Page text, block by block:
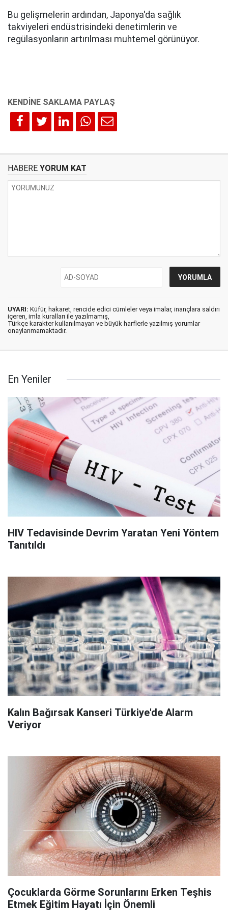
Bu gelişmelerin ardından, Japonya'da sağlık
takviyeleri endüstrisindeki denetimlerin ve
regülasyonların artırılması muhtemel görünüyor.
HABERE YORUM KAT
UYARI: Küfür, hakaret, rencide edici cümleler veya imalar, inançlara saldırı
içeren, imla kuralları ile yazılmamış,
Türkçe karakter kullanılmayan ve büyük harflerle yazılmış yorumlar
onaylanmamaktadır.
En Yeniler
HIV Tedavisinde Devrim Yaratan Yeni Yöntem
Tanıtıldı
Kalın Bağırsak Kanseri Türkiye'de Alarm
Veriyor
Çocuklarda Görme Sorunlarını Erken Teşhis
Etmek Eğitim Hayatı İçin Önemli